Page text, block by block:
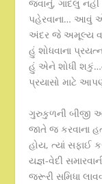
જવાનું, ગાદલું નહીં
પહેરવાના… આવું
અંદર જે અમૂલ્ય
હું શોધવાના
હું એને શોધી
પ્રયાસો માટે
ગુરુકુળની બીજી
જાતે જ કરવાના
હોય, ત્યાં સફાઈ
યજ્ઞ-વેદી
જરૂરી સમિધા